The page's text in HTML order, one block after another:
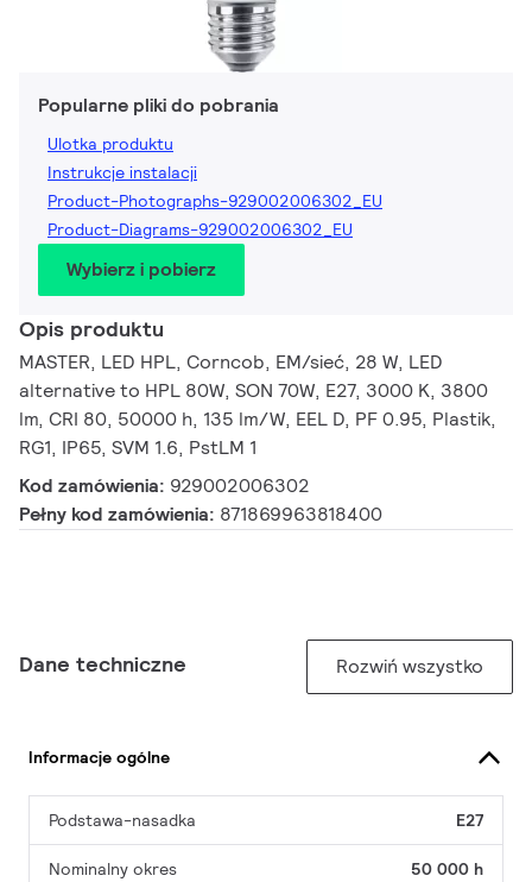
Popularne pliki do pobrania
Ulotka produktu
Instrukcje instalacji
Product-Photographs-929002006302_EU
Product-Diagrams-929002006302_EU
Wybierz i pobierz
Opis produktu
MASTER, LED HPL, Corncob, EM/sieć, 28 W, LED
alternative to HPL 80W, SON 70W, E27, 3000 K, 3800
lm, CRI 80, 50000 h, 135 lm/W, EEL D, PF 0.95, Plastik,
RG1, IP65, SVM 1.6, PstLM 1
Kod zamówienia: 929002006302
Pełny kod zamówienia: 871869963818400
Dane techniczne Rozwiń wszystko
Informacje ogólne
Podstawa-nasadka E27
Nominalny okres
50 000 h